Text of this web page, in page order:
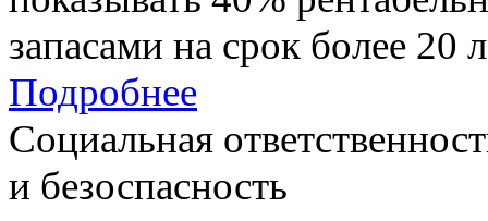
запасами на срок более 20
Подробнее
Социальная
и безоспасность